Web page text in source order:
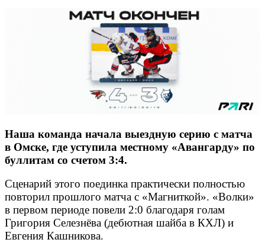
Наша команда начала выездную серию с матча
в Омске, где уступила местному «Авангарду» по
буллитам со счетом 3:4.
Сценарий этого поединка практически полностью
повторил прошлого матча с «Магниткой». «Волки»
в первом периоде повели 2:0 благодаря голам
Григория Селезнёва (дебютная шайба в КХЛ) и
Евгения Кашникова.